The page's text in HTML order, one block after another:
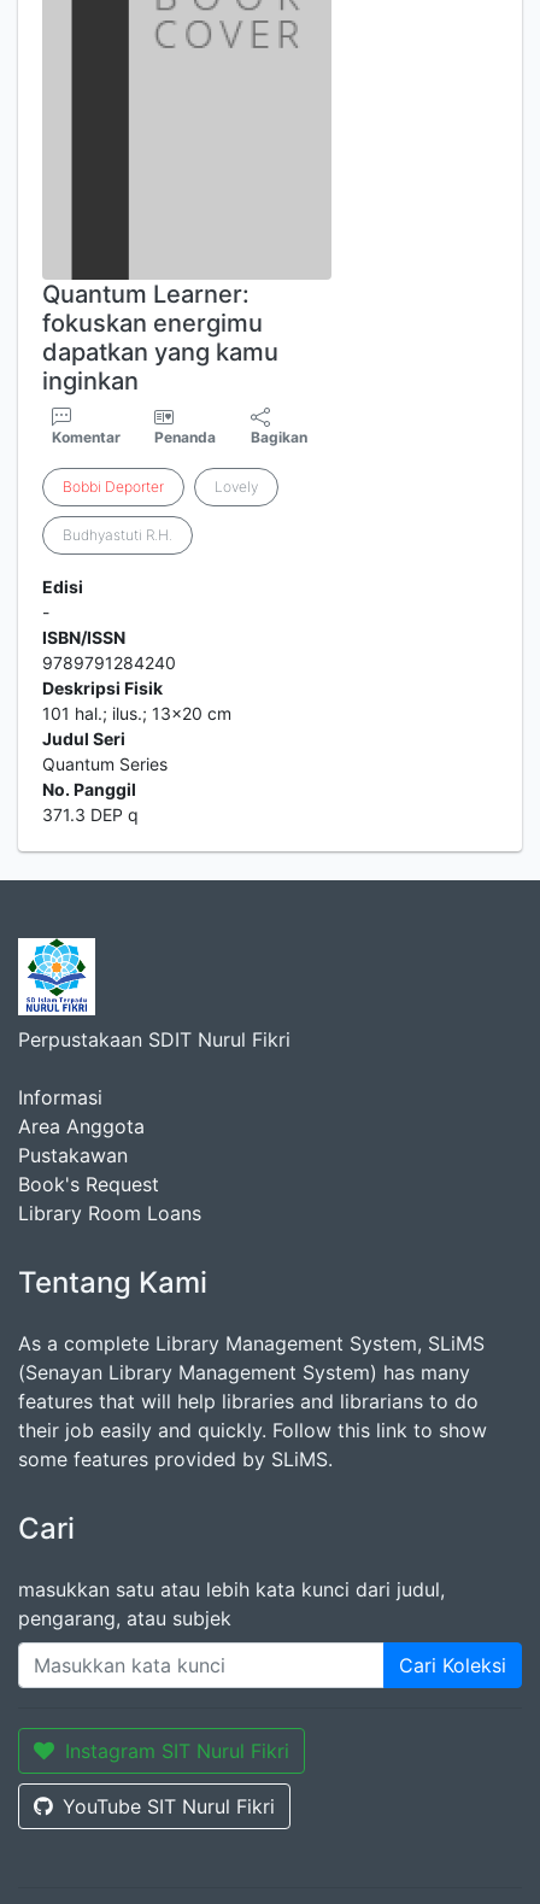
Quantum Learner:
fokuskan energimu
dapatkan yang kamu
inginkan
Komentar Penanda Bagikan
Bobbi Deporter Lovely
Budhyastuti R.H.
Edisi
-
ISBN/ISSN
9789791284240
Deskripsi Fisik
101 hal.; ilus.; 13x20 cm
Judul Seri
Quantum Series
No. Panggil
371.3 DEP q
Perpustakaan SDIT Nurul Fikri
Informasi
Area Anggota
Pustakawan
Book's Request
Library Room Loans
Tentang Kami
As a complete Library Management System, SLiMS
(Senayan Library Management System) has many
features that will help libraries and librarians to do
their job easily and quickly. Follow this link to show
some features provided by SLiMS.
Cari
masukkan satu atau lebih kata kunci dari judul,
pengarang, atau subjek
Cari Koleksi
Instagram SIT Nurul Fikri
YouTube SIT Nurul Fikri